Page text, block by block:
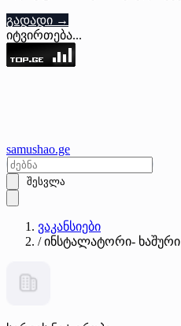
გადადი →
იტვირთება...
samushao.ge
შესვლა
ვაკანსიები
/ ინსტალატორი- ხაშური